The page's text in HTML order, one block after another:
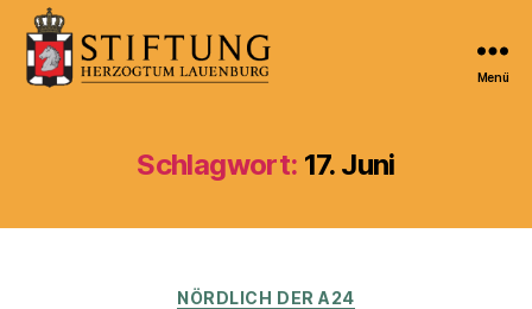
Menü
Schlagwort: 17. Juni
Kategorien
NÖRDLICH DER A24